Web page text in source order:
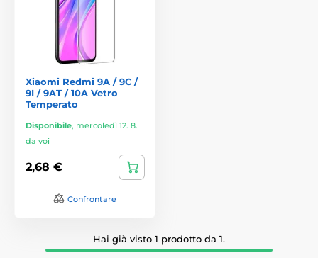
Xiaomi Redmi 9A / 9C /
9I / 9AT / 10A Vetro
Temperato
Disponibile, mercoledì 12. 8.
da voi
2,68 €
Confrontare
Hai già visto 1 prodotto da 1.